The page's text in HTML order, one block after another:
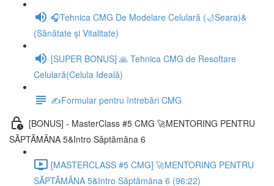
🎧Tehnica CMG De Modelare Celulară (🌙Seara)&
(Sănătate și Vitalitate)
[SUPER BONUS] 🙏 Tehnica CMG de Resoftare
Celulară(Celula Ideală)
✍️Formular pentru întrebări CMG
[BONUS] - MasterClass #5 CMG 🚀MENTORING PENTRU
SĂPTĂMÂNA 5&Intro Săptămâna 6
[MASTERCLASS #5 CMG] 🚀MENTORING PENTRU
SĂPTĂMÂNA 5&Intro Săptămâna 6 (96:22)